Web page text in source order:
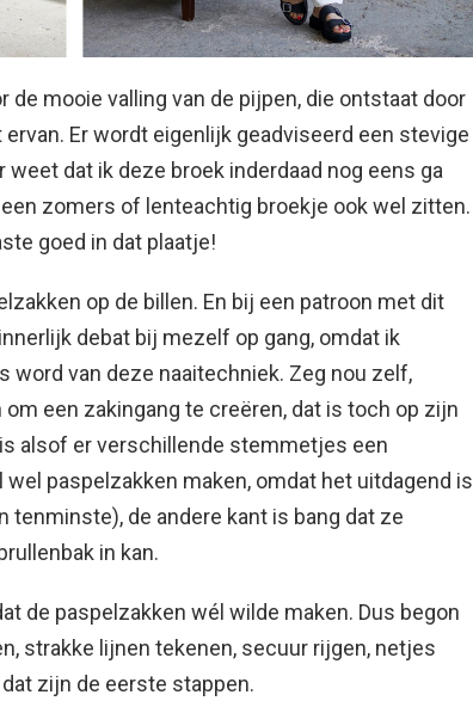
de mooie valling van de pijpen, die ontstaat door
Er wordt eigenlijk geadviseerd een stevige
dat ik deze broek inderdaad nog eens ga
zomers of lenteachtig broekje ook wel zitten.
goed in dat plaatje!
op de billen. En bij een patroon met dit
debat bij mezelf op gang, omdat ik
word van deze naaitechniek. Zeg nou zelf,
een zakingang te creëren, dat is toch op zijn
alsof er verschillende stemmetjes een
paspelzakken maken, omdat het uitdagend is
tenminste), de andere kant is bang dat ze
in kan.
de paspelzakken wél wilde maken. Dus begon
strakke lijnen tekenen, secuur rijgen, netjes
zijn de eerste stappen.